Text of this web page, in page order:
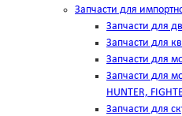
Запчасти для
Запчасти для
Запчасти для
Запчасти для
Запчасти для
HUNTER,
Запчасти для